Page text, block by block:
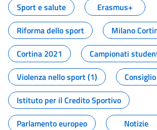
Sport e salute
Erasmus+
Riforma dello sport
Milano
Cortina 2021
Campionati
Violenza nello sport (1)
Istituto per il Credito Sportivo
Parlamento europeo
Notizie